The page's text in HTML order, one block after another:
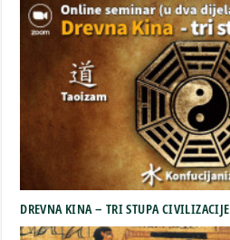
DREVNA KINA – TRI STUPA CIVILIZACIJE